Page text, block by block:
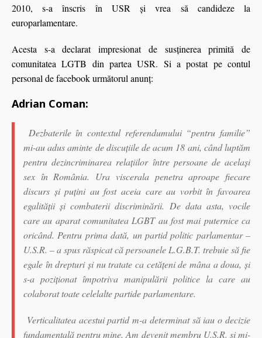
2010, s-a înscris în USR şi vrea să candideze la
europarlamentare.
Acesta s-a declarat impresionat de susţinerea primită de
comunitatea LGTB din partea USR. Si a postat pe contul
personal de facebook următorul anunţ:
Adrian Coman:
Dezbaterile în contextul referendumului “pentru familie”
mi-au adus aminte de discuţiile de acum 18 ani, când luptăm
pentru dezincriminarea relaţiilor între persoane de acelaşi
sex în România. Ura viscerala penetra aproape fiecare
discurs şi puţini au fost aceia care au vorbit în favoarea
egalităţii şi combaterii discriminării. De data asta, vocile
care au aparat comunitatea LGBT au fost mai puternice ca
oricând. Pentru prima dată, un partid politic parlamentar –
U.S.R. – a spus răspicat că persoanele L.G.B.T. trebuie să fie
egale în drepturi şi nu tratate ca cetăţeni de mâna a doua, şi
s-a poziţionat împotriva manipulării politice la care au
colaborat toate celelalte partide parlamentare.
Verticalitatea acestui partid m-a determinat să iau o decizie
fundamentală pentru mine. Am devenit membru U.S.R. şi mi-